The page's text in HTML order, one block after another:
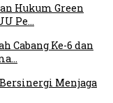
Hukum Green
Pe…
Cabang Ke-6 dan
Menjaga